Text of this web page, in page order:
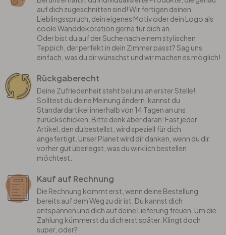
auf dich zugeschnitten sind! Wir fertigen deinen
Lieblingsspruch, dein eigenes Motiv oder dein Logo als
coole Wanddekoration gerne für dich an.
Oder bist du auf der Suche nach einem stylischen
Teppich, der perfekt in dein Zimmer passt? Sag uns
einfach, was du dir wünschst und wir machen es möglich!
Rückgaberecht
Deine Zufriedenheit steht bei uns an erster Stelle!
Solltest du deine Meinung ändern, kannst du
Standardartikel innerhalb von 14 Tagen an uns
zurückschicken. Bitte denk aber daran: Fast jeder
Artikel, den du bestellst, wird speziell für dich
angefertigt. Unser Planet wird dir danken, wenn du dir
vorher gut überlegst, was du wirklich bestellen
möchtest.
Kauf auf Rechnung
Die Rechnung kommt erst, wenn deine Bestellung
bereits auf dem Weg zu dir ist. Du kannst dich
entspannen und dich auf deine Lieferung freuen. Um die
Zahlung kümmerst du dich erst später. Klingt doch
super, oder?